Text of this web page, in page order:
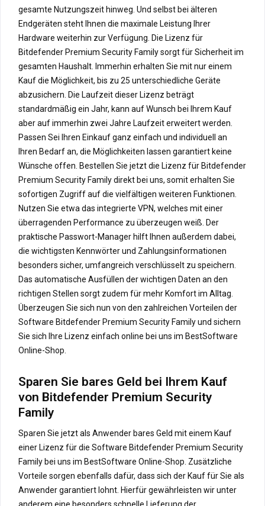
gesamte Nutzungszeit hinweg. Und selbst bei älteren
Endgeräten steht Ihnen die maximale Leistung Ihrer
Hardware weiterhin zur Verfügung. Die Lizenz für
Bitdefender Premium Security Family sorgt für Sicherheit im
gesamten Haushalt. Immerhin erhalten Sie mit nur einem
Kauf die Möglichkeit, bis zu 25 unterschiedliche Geräte
abzusichern. Die Laufzeit dieser Lizenz beträgt
standardmäßig ein Jahr, kann auf Wunsch bei Ihrem Kauf
aber auf immerhin zwei Jahre Laufzeit erweitert werden.
Passen Sei Ihren Einkauf ganz einfach und individuell an
Ihren Bedarf an, die Möglichkeiten lassen garantiert keine
Wünsche offen. Bestellen Sie jetzt die Lizenz für Bitdefender
Premium Security Family direkt bei uns, somit erhalten Sie
sofortigen Zugriff auf die vielfältigen weiteren Funktionen.
Nutzen Sie etwa das integrierte VPN, welches mit einer
überragenden Performance zu überzeugen weiß. Der
praktische Passwort-Manager hilft Ihnen außerdem dabei,
die wichtigsten Kennwörter und Zahlungsinformationen
besonders sicher, umfangreich verschlüsselt zu speichern.
Das automatische Ausfüllen der wichtigen Daten an den
richtigen Stellen sorgt zudem für mehr Komfort im Alltag.
Überzeugen Sie sich nun von den zahlreichen Vorteilen der
Software Bitdefender Premium Security Family und sichern
Sie sich Ihre Lizenz einfach online bei uns im BestSoftware
Online-Shop.
Sparen Sie bares Geld bei Ihrem Kauf
von Bitdefender Premium Security
Family
Sparen Sie jetzt als Anwender bares Geld mit einem Kauf
einer Lizenz für die Software Bitdefender Premium Security
Family bei uns im BestSoftware Online-Shop. Zusätzliche
Vorteile sorgen ebenfalls dafür, dass sich der Kauf für Sie als
Anwender garantiert lohnt. Hierfür gewährleisten wir unter
anderem eine besonders schnelle Lieferung der